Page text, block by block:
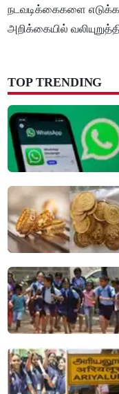
நடவடிக்கைகளை
அறிக்கையில்
TOP TRENDING